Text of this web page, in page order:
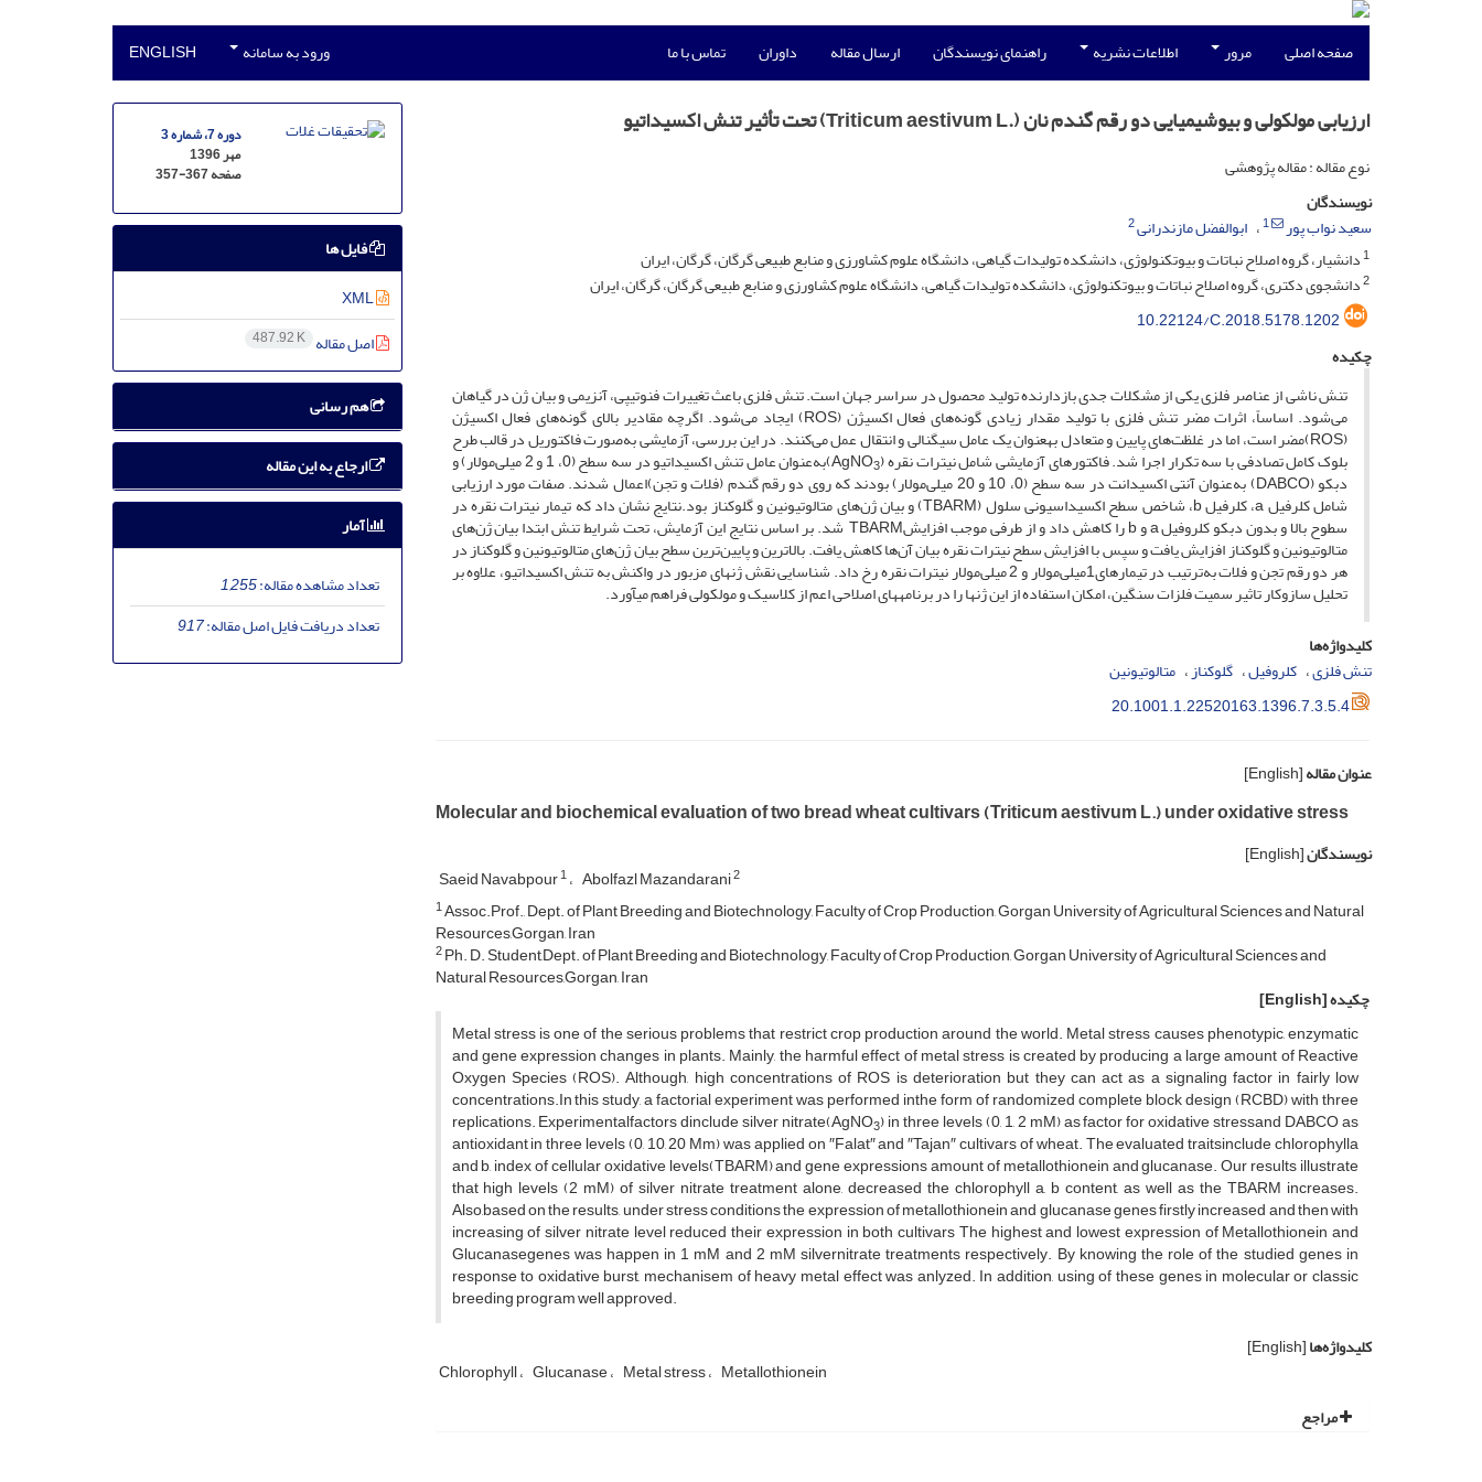
صفحه اصلی مرور اطلاعات نشریه راهنمای نویسندگان ارسال مقاله داوران تماس با ما ورود به سامانه ENGLISH
ارزیابی مولکولی و بیوشیمیایی دو رقم گندم نان (.Triticum aestivum L) تحت تأثیر تنش اکسیداتیو
نوع مقاله : مقاله پژوهشی
نویسندگان
سعید نواب پور
1 ابوالفضل مازندرانی2
1دانشیار، گروه اصلاح نباتات و بیوتکنولوژی، دانشکده تولیدات گیاهی، دانشگاه علوم کشاورزی و منابع طبیعی گرگان، گرگان، ایران
2دانشجوی دکتری، گروه اصلاح نباتات و بیوتکنولوژی، دانشکده تولیدات گیاهی، دانشگاه علوم کشاورزی و منابع طبیعی گرگان، گرگان، ایران
10.22124/C.2018.5178.1202
چکیده
تنش ناشی از عناصر فلزی یکی از مشکلات جدی بازدارنده تولید محصول در سراسر جهان است. تنش فلزی باعث تغییرات فنوتیپی، آنزیمی و بیان ژن در گیاهان
می‌شود. اساساً، اثرات مضر تنش فلزی با تولید مقدار زیادی گونه‌های فعال اکسیژن (ROS) ایجاد می‌شود. اگرچه مقادیر بالای گونه‌های فعال اکسیژن
(ROS)مضر است، اما در غلظت‌های پایین و متعادل به­عنوان یک عامل سیگنالی و انتقال عمل می‌کنند. در این بررسی، آزمایشی به‌صورت فاکتوریل در قالب طرح
بلوک کامل تصادفی با سه تکرار اجرا شد. فاکتورهای آزمایشی شامل نیترات نقره (AgNO3 )به‌عنوان عامل تنش اکسیداتیو در سه سطح (0، 1 و 2 میلی‌مولار) و
دبکو (DABCO) به‌عنوان آنتی اکسیدانت در سه سطح (0، 10 و 20 میلی‌مولار) بودند که روی دو رقم گندم (فلات و تجن)اعمال شدند. صفات مورد ارزیابی
شامل کلرفیل a، کلرفیل b، شاخص سطح اکسیداسیونی سلول‌ (TBARM) و بیان ژن‌های متالوتیونین و گلوکناز بود.نتایج نشان داد که تیمار نیترات نقره در
سطوح بالا و بدون دبکو کلروفیل a و b را کاهش داد و از طرفی موجب افزایشTBARM شد. بر اساس نتایج این آزمایش، تحت شرایط تنش ابتدا بیان ژن‌های
متالوتیونین و گلوکناز افزایش یافت و سپس با افزایش سطح نیترات نقره بیان آن‌ها کاهش یافت. بالاترین و پایین‌ترین سطح بیان ژن‌های متالوتیونین و گلوکناز در
هر دو رقم تجن و فلات به‌ترتیب در تیمارهای1­میلی‌مولار و 2 میلی‌مولار نیترات نقره رخ داد. شناسایی نقش ژن­های مزبور در واکنش به تنش اکسیداتیو، علاوه بر
تحلیل سازوکار تاثیر سمیت فلزات سنگین، امکان استفاده از این ژن­ها را در برنامه­های اصلاحی اعم از کلاسیک و مولکولی فراهم می­آورد.
کلیدواژه‌ها
تنش فلزی کلروفیل گلوکناز متالوتیونین
20.1001.1.22520163.1396.7.3.5.4
عنوان مقاله[English]
Molecular and biochemical evaluation of two bread wheat cultivars (Triticum aestivum L.) under oxidative stress
نویسندگان[English]
Saeid Navabpour1 Abolfazl Mazandarani2
1Assoc.Prof., Dept. of Plant Breeding and Biotechnology, Faculty of Crop Production, Gorgan University of Agricultural Sciences and Natural
Resources,Gorgan, Iran
2Ph. D. Student,Dept. of Plant Breeding and Biotechnology, Faculty of Crop Production, Gorgan University of Agricultural Sciences and
Natural Resources,Gorgan, Iran
چکیده[English]
Metal stress is one of the serious problems that restrict crop production around the world. Metal stress causes phenotypic, enzymatic
and gene expression changes in plants. Mainly, the harmful effect of metal stress is created by producing a large amount of Reactive
Oxygen Species (ROS). Although, high concentrations of ROS is deterioration but they can act as a signaling factor in fairly low
concentrations.In this study, a factorial experiment was performed inthe form of randomized complete block design (RCBD) with three
replications. Experimentalfactors dinclude silver nitrate(AgNO3) in three levels (0, 1, 2 mM) as factor for oxidative stressand DABCO as
antioxidant in three levels (0, 10, 20 Mm) was applied on ″Falat″ and ″Tajan″ cultivars of wheat. The evaluated traitsinclude chlorophylla
and b, index of cellular oxidative levels(TBARM) and gene expressions amount of metallothionein and glucanase. Our results illustrate
that high levels (2 mM) of silver nitrate treatment alone, decreased the chlorophyll a, b content, as well as the TBARM increases.
Also,based on the results, under stress conditions the expression of metallothionein and glucanase genes firstly increased and then with
increasing of silver nitrate level reduced their expression in both cultivars The highest and lowest expression of Metallothionein and
Glucanasegenes was happen in 1 mM and 2 mM silvernitrate treatments respectively. By knowing the role of the studied genes in
response to oxidative burst, mechanisem of heavy metal effect was anlyzed. In addition, using of these genes in molecular or classic
breeding program well approved.
کلیدواژه‌ها[English]
Chlorophyll Glucanase Metal stress Metallothionein
مراجع
دوره 7، شماره 3
مهر 1396
صفحه357-367
فایل ها
XML
اصل مقاله 487.92 K
هم رسانی
ارجاع به این مقاله
آمار
تعداد مشاهده مقاله:1,255
تعداد دریافت فایل اصل مقاله:917